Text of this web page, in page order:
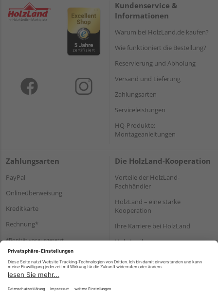
Kundenservice &
Informationen
Warum bei HolzLand.de kaufen?
Wie funktioniert die Bestellung?
Reservierung und Abholung
Versand und Lieferung
Zahlungsarten
Serviceleistungen
HQ-Produkte:
Montageanleitungen
Zahlungsarten
PayPal
Onlineüberweisung
Kreditkarte
Rechnung*
*Bonität vorausgesetzt
Die HolzLand-Kooperation
Vorteile der HolzLand-
Fachhändler
HolzLand – eine starke
Kooperation
Ihre Karriere bei HolzLand
Holz-Lexikon